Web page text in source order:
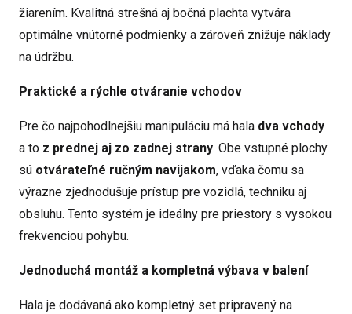
žiarením. Kvalitná strešná aj bočná plachta vytvára
optimálne vnútorné podmienky a zároveň znižuje náklady
na údržbu.
Praktické a rýchle otváranie vchodov
Pre čo najpohodlnejšiu manipuláciu má hala dva vchody
a to z prednej aj zo zadnej strany. Obe vstupné plochy
sú otvárateľné ručným navijakom, vďaka čomu sa
výrazne zjednodušuje prístup pre vozidlá, techniku aj
obsluhu. Tento systém je ideálny pre priestory s vysokou
frekvenciou pohybu.
Jednoduchá montáž a kompletná výbava v balení
Hala je dodávaná ako kompletný set pripravený na